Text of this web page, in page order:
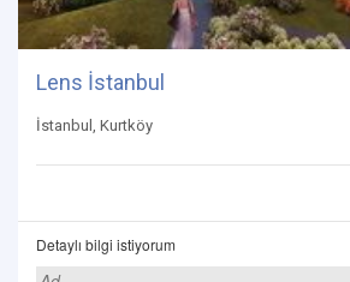
Lens İstanbul
İstanbul, Kurtköy
Detaylı bilgi istiyorum